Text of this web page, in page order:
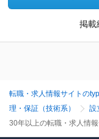
掲載
転職・求人情報サイトの
理・保証（技術系）
設
30年以上の転職・求人情